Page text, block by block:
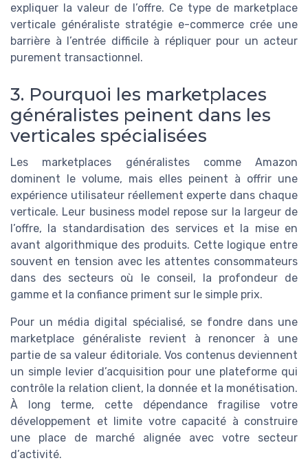
expliquer la valeur de l’offre. Ce type de marketplace
verticale généraliste stratégie e-commerce crée une
barrière à l’entrée difficile à répliquer pour un acteur
purement transactionnel.
3. Pourquoi les marketplaces
généralistes peinent dans les
verticales spécialisées
Les marketplaces généralistes comme Amazon
dominent le volume, mais elles peinent à offrir une
expérience utilisateur réellement experte dans chaque
verticale. Leur business model repose sur la largeur de
l’offre, la standardisation des services et la mise en
avant algorithmique des produits. Cette logique entre
souvent en tension avec les attentes consommateurs
dans des secteurs où le conseil, la profondeur de
gamme et la confiance priment sur le simple prix.
Pour un média digital spécialisé, se fondre dans une
marketplace généraliste revient à renoncer à une
partie de sa valeur éditoriale. Vos contenus deviennent
un simple levier d’acquisition pour une plateforme qui
contrôle la relation client, la donnée et la monétisation.
À long terme, cette dépendance fragilise votre
développement et limite votre capacité à construire
une place de marché alignée avec votre secteur
d’activité.